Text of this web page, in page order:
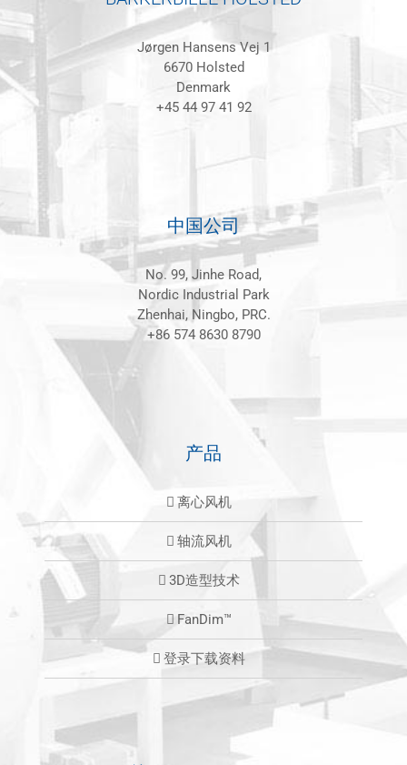
Jørgen Hansens Vej 1
6670 Holsted
Denmark
+45 44 97 41 92
中国公司
No. 99, Jinhe Road,
Nordic Industrial Park
Zhenhai, Ningbo, PRC.
+86 574 8630 8790
产品
离心风机
轴流风机
3D造型技术
FanDim™
登录下载资料